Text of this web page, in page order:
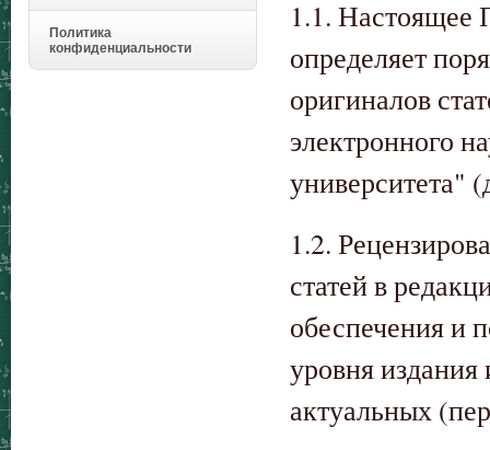
Политика
конфиденциальности
1.1. Настоящее
определяет
оригиналов
электронного
университета"
1.2.
статей в
обеспечения и
уровня
актуальных